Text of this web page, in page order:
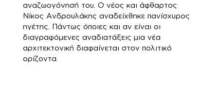
αναζωογόνησή του. Ο νέος και άφθαρτος
Νίκος Ανδρουλάκης αναδείχθηκε πανίσχυρος
ηγέτης. Πάντως όποιες και αν είναι οι
διαγραφόμενες αναδιατάξεις μια νέα
αρχιτεκτονική διαφαίνεται στον πολιτικό
ορίζοντα.